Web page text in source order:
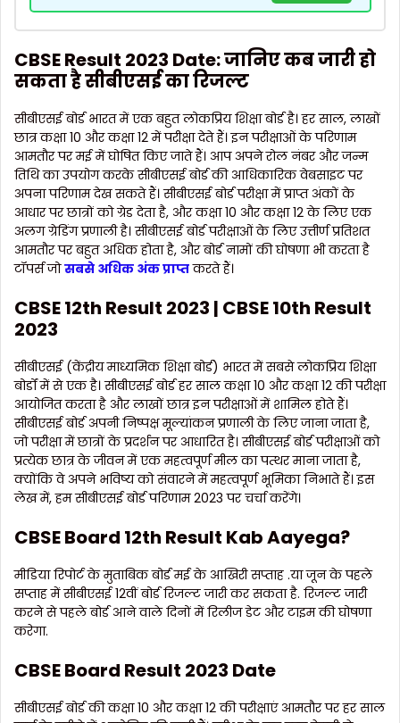
CBSE Result 2023 Date: जानिए कब जारी हो
सकता है सीबीएसई का रिजल्ट
सीबीएसई बोर्ड भारत में एक बहुत लोकप्रिय शिक्षा बोर्ड है। हर साल, लाखों
छात्र कक्षा 10 और कक्षा 12 में परीक्षा देते हैं। इन परीक्षाओं के परिणाम
आमतौर पर मई में घोषित किए जाते हैं। आप अपने रोल नंबर और जन्म
तिथि का उपयोग करके सीबीएसई बोर्ड की आधिकारिक वेबसाइट पर
अपना परिणाम देख सकते हैं। सीबीएसई बोर्ड परीक्षा में प्राप्त अंकों के
आधार पर छात्रों को ग्रेड देता है, और कक्षा 10 और कक्षा 12 के लिए एक
अलग ग्रेडिंग प्रणाली है। सीबीएसई बोर्ड परीक्षाओं के लिए उत्तीर्ण प्रतिशत
आमतौर पर बहुत अधिक होता है, और बोर्ड नामों की घोषणा भी करता है
टॉपर्स जोसबसे अधिक अंक प्राप्तकरते हैं।
CBSE 12th Result 2023 | CBSE 10th Result
2023
सीबीएसई (केंद्रीय माध्यमिक शिक्षा बोर्ड) भारत में सबसे लोकप्रिय शिक्षा
बोर्डों में से एक है। सीबीएसई बोर्ड हर साल कक्षा 10 और कक्षा 12 की परीक्षा
आयोजित करता है और लाखों छात्र इन परीक्षाओं में शामिल होते हैं।
सीबीएसई बोर्ड अपनी निष्पक्ष मूल्यांकन प्रणाली के लिए जाना जाता है,
जो परीक्षा में छात्रों के प्रदर्शन पर आधारित है। सीबीएसई बोर्ड परीक्षाओं को
प्रत्येक छात्र के जीवन में एक महत्वपूर्ण मील का पत्थर माना जाता है,
क्योंकि वे अपने भविष्य को संवारने में महत्वपूर्ण भूमिका निभाते हैं। इस
लेख में, हम सीबीएसई बोर्ड परिणाम 2023 पर चर्चा करेंगे।
CBSE Board 12th Result Kab Aayega?
मीडिया रिपोर्ट के मुताबिक बोर्ड मई के आखिरी सप्ताह .या जून के पहले
सप्ताह में सीबीएसई 12वीं बोर्ड रिजल्ट जारी कर सकता है. रिजल्ट जारी
करने से पहले बोर्ड आने वाले दिनों में रिलीज डेट और टाइम की घोषणा
करेगा.
CBSE Board Result 2023 Date
सीबीएसई बोर्ड की कक्षा 10 और कक्षा 12 की परीक्षाएं आमतौर पर हर साल